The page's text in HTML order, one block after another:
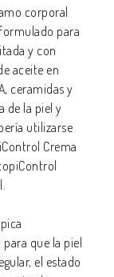
corporal
para
y con
aceite en
ceramidas y
de la piel y
utilizarse
Crema
que la piel
el estado